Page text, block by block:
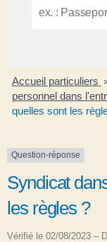
Accueil particuliers
personnel dans
quelles sont les
Question-réponse
Syndicat
les règles ?
Vérifié le 02/08/2023 –